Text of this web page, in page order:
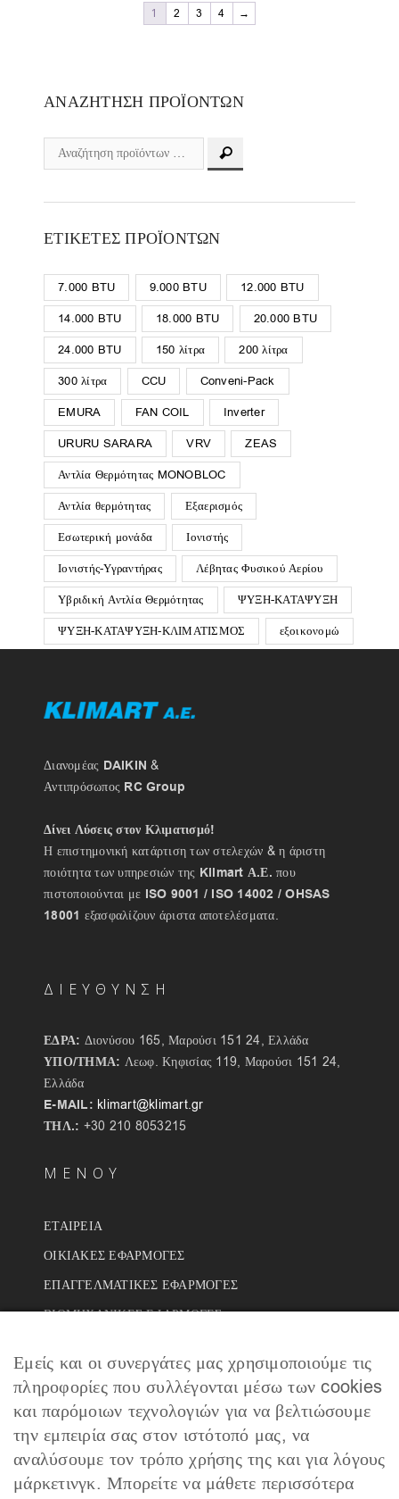
1 2 3 4 →
ΑΝΑΖΉΤΗΣΗ ΠΡΟΪΌΝΤΩΝ
ΕΤΙΚΈΤΕΣ ΠΡΟΪΌΝΤΩΝ
7.000 BTU 9.000 BTU 12.000 BTU
14.000 BTU 18.000 BTU 20.000 BTU
24.000 BTU 150 λίτρα 200 λίτρα
300 λίτρα CCU Conveni-Pack
EMURA FAN COIL Inverter
URURU SARARA VRV ZEAS
Αντλία Θερμότητας MONOBLOC
Αντλία θερμότητας Εξαερισμός
Εσωτερική μονάδα Ιονιστής
Ιονιστής-Υγραντήρας Λέβητας Φυσικού Αερίου
Υβριδική Αντλία Θερμότητας ΨΥΞΗ-ΚΑΤΑΨΥΞΗ
ΨΥΞΗ-ΚΑΤΑΨΥΞΗ-ΚΛΙΜΑΤΙΣΜΟΣ εξοικονομώ
Διανομέας DAIKIN &
Αντιπρόσωπος RC Group
Δίνει Λύσεις στον Κλιματισμό!
Η επιστημονική κατάρτιση των στελεχών & η άριστη
ποιότητα των υπηρεσιών της Klimart Α.Ε. που
πιστοποιούνται με ISO 9001 / ISO 14002 / OHSAS
18001 εξασφαλίζουν άριστα αποτελέσματα.
ΔΙΕΥΘΥΝΣΗ
ΕΔΡΑ: Διονύσου 165, Μαρούσι 151 24, Ελλάδα
ΥΠΟ/ΤΗΜΑ: Λεωφ. Κηφισίας 119, Μαρούσι 151 24,
Ελλάδα
E-MAIL: klimart@klimart.gr
ΤΗΛ.: +30 210 8053215
ΜΕΝΟΥ
ΕΤΑΙΡΕΙΑ
ΟΙΚΙΑΚΕΣ ΕΦΑΡΜΟΓΕΣ
ΕΠΑΓΓΕΛΜΑΤΙΚΕΣ ΕΦΑΡΜΟΓΕΣ
ΒΙΟΜΗΧΑΝΙΚΕΣ ΕΦΑΡΜΟΓΕΣ
ΣΥΝΕΡΓΑΤΕΣ
ΣΥΧΝΕΣ ΕΡΩΤΗΣΕΙΣ
ΕΠΙΚΟΙΝΩΝΙΑ
NEWSLETTER
Εμείς και οι συνεργάτες μας χρησιμοποιούμε τις
πληροφορίες που συλλέγονται μέσω των cookies
και παρόμοιων τεχνολογιών για να βελτιώσουμε
την εμπειρία σας στον ιστότοπό μας, να
αναλύσουμε τον τρόπο χρήσης της και για λόγους
μάρκετινγκ. Μπορείτε να μάθετε περισσότερα